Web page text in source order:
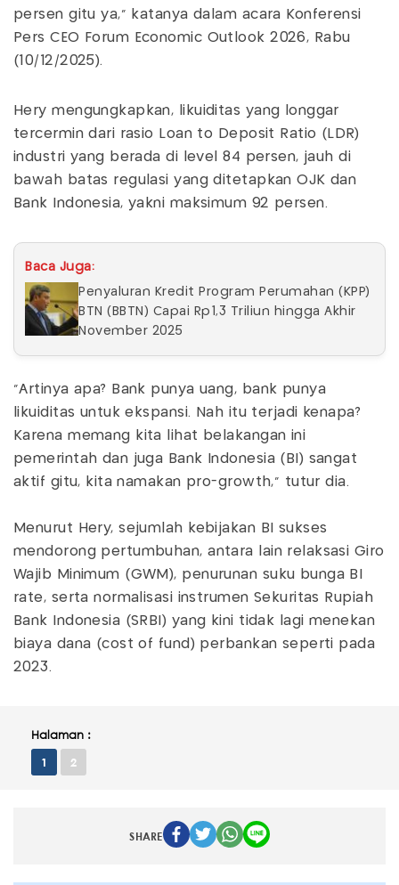
persen gitu ya," katanya dalam acara Konferensi
Pers CEO Forum Economic Outlook 2026, Rabu
(10/12/2025).
Hery mengungkapkan, likuiditas yang longgar
tercermin dari rasio Loan to Deposit Ratio (LDR)
industri yang berada di level 84 persen, jauh di
bawah batas regulasi yang ditetapkan OJK dan
Bank Indonesia, yakni maksimum 92 persen.
Baca Juga:
Penyaluran Kredit Program Perumahan (KPP)
BTN (BBTN) Capai Rp1,3 Triliun hingga Akhir
November 2025
"Artinya apa? Bank punya uang, bank punya
likuiditas untuk ekspansi. Nah itu terjadi kenapa?
Karena memang kita lihat belakangan ini
pemerintah dan juga Bank Indonesia (BI) sangat
aktif gitu, kita namakan pro-growth," tutur dia.
Menurut Hery, sejumlah kebijakan BI sukses
mendorong pertumbuhan, antara lain relaksasi Giro
Wajib Minimum (GWM), penurunan suku bunga BI
rate, serta normalisasi instrumen Sekuritas Rupiah
Bank Indonesia (SRBI) yang kini tidak lagi menekan
biaya dana (cost of fund) perbankan seperti pada
2023.
Halaman :
1 2
SHARE